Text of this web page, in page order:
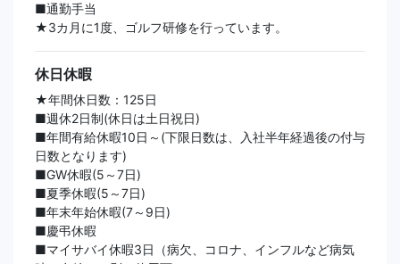
■通勤手当
★3カ月に1度、ゴルフ研修を行っています。
休日休暇
★年間休日数：125日
■週休2日制(休日は土日祝日)
■年間有給休暇10日～(下限日数は、入社半年経過後の付与
日数となります)
■GW休暇(5～7日)
■夏季休暇(5～7日)
■年末年始休暇(7～9日)
■慶弔休暇
■マイサバイ休暇3日（病欠、コロナ、インフルなど病気